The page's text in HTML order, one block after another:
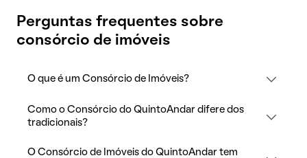
Perguntas frequentes sobre
consórcio de imóveis
O que é um Consórcio de Imóveis?
Como o Consórcio do QuintoAndar difere dos
tradicionais?
O Consórcio de Imóveis do QuintoAndar tem